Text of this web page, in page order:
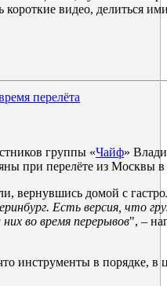
короткие видео, делиться
перелёта
группы «Чайф»
при перелёте из Москвы в
вернувшись домой с
Есть версия, что
во время перерывов", –
инструменты в порядке, в